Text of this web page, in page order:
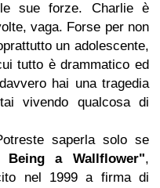
sue forze. Charlie è
vaga. Forse per non
un adolescente,
tutto è drammatico ed
hai una tragedia
vivendo qualcosa di
saperla solo se
a Wallflower",
nel 1999 a firma di